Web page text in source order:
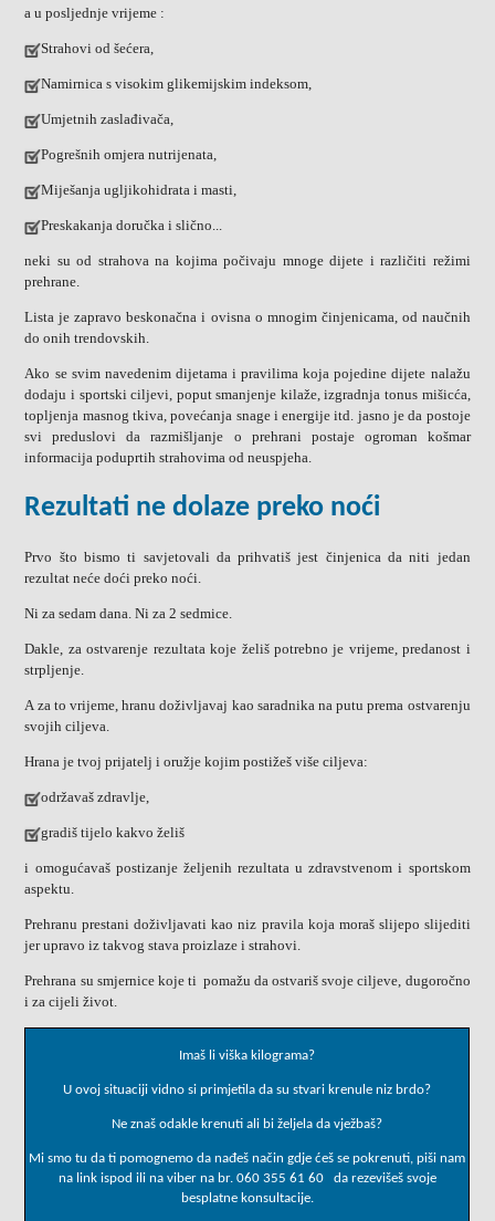
a u posljednje vrijeme :
Strahovi od šećera,
Namirnica s visokim glikemijskim indeksom,
Umjetnih zaslađivača,
Pogrešnih omjera nutrijenata,
Miješanja ugljikohidrata i masti,
Preskakanja doručka i slično...
neki su od strahova na kojima počivaju mnoge dijete i različiti režimi
prehrane.
Lista je zapravo beskonačna i ovisna o mnogim činjenicama, od naučnih
do onih trendovskih.
Ako se svim navedenim dijetama i pravilima koja pojedine dijete nalažu
dodaju i sportski ciljevi, poput smanjenje kilaže, izgradnja tonus mišicća,
topljenja masnog tkiva, povećanja snage i energije itd. jasno je da postoje
svi preduslovi da razmišljanje o prehrani postaje ogroman košmar
informacija poduprtih strahovima od neuspjeha.
Rezultati ne dolaze preko noći
Prvo što bismo ti savjetovali da prihvatiš jest činjenica da niti jedan
rezultat neće doći preko noći.
Ni za sedam dana. Ni za 2 sedmice.
Dakle, za ostvarenje rezultata koje želiš potrebno je vrijeme, predanost i
strpljenje.
A za to vrijeme, hranu doživljavaj kao saradnika na putu prema ostvarenju
svojih ciljeva.
Hrana je tvoj prijatelj i oružje kojim postižeš više ciljeva:
održavaš zdravlje,
gradiš tijelo kakvo želiš
i omogućavaš postizanje željenih rezultata u zdravstvenom i sportskom
aspektu.
Prehranu prestani doživljavati kao niz pravila koja moraš slijepo slijediti
jer upravo iz takvog stava proizlaze i strahovi.
Prehrana su smjernice koje ti pomažu da ostvariš svoje ciljeve, dugoročno
i za cijeli život.
Imaš li viška kilograma?
U ovoj situaciji vidno si primjetila da su stvari krenule niz brdo?
Ne znaš odakle krenuti ali bi željela da vježbaš?
Mi smo tu da ti pomognemo da nađeš način gdje ćeš se pokrenuti, piši nam
na link ispod ili na viber na br. 060 355 61 60 da rezevišeš svoje
besplatne konsultacije.